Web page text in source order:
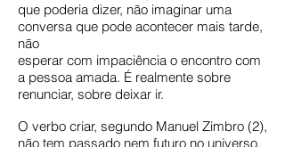
que poderia dizer, não imaginar uma
conversa que pode acontecer mais tarde,
não
esperar com impaciência o encontro com
a pessoa amada. É realmente sobre
renunciar, sobre deixar ir.
O verbo criar, segundo Manuel Zimbro (2),
não tem passado nem futuro no universo,